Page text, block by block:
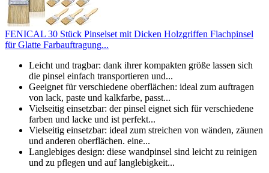
FENICAL 30 Stück Pinselset mit Dicken Holzgriffen Flachpinsel
für Glatte Farbauftragung...
Leicht und tragbar: dank ihrer kompakten größe lassen sich
die pinsel einfach transportieren und...
Geeignet für verschiedene oberflächen: ideal zum auftragen
von lack, paste und kalkfarbe, passt...
Vielseitig einsetzbar: der pinsel eignet sich für verschiedene
farben und lacke und ist perfekt...
Vielseitig einsetzbar: ideal zum streichen von wänden, zäunen
und anderen oberflächen. eine...
Langlebiges design: diese wandpinsel sind leicht zu reinigen
und zu pflegen und auf langlebigkeit...